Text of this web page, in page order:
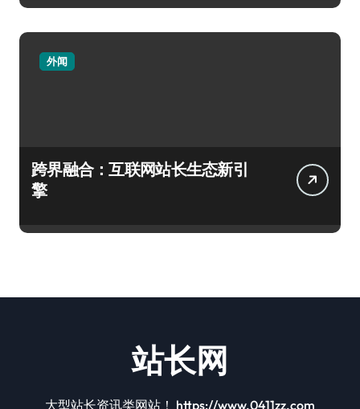
外闻
跨界融合：互联网站长生态新引
擎
站长网
大型站长资讯类网站！ https://www.0411zz.com